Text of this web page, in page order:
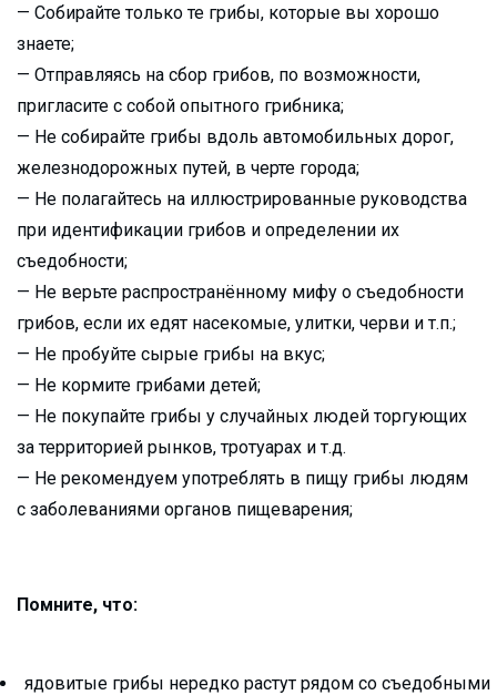
— Собирайте только те грибы, которые вы хорошо
знаете;
— Отправляясь на сбор грибов, по возможности,
пригласите с собой опытного грибника;
— Не собирайте грибы вдоль автомобильных дорог,
железнодорожных путей, в черте города;
— Не полагайтесь на иллюстрированные руководства
при идентификации грибов и определении их
съедобности;
— Не верьте распространённому мифу о съедобности
грибов, если их едят насекомые, улитки, черви и т.п.;
— Не пробуйте сырые грибы на вкус;
— Не кормите грибами детей;
— Не покупайте грибы у случайных людей торгующих
за территорией рынков, тротуарах и т.д.
— Не рекомендуем употреблять в пищу грибы людям
с заболеваниями органов пищеварения;
Помните, что:
ядовитые грибы нередко растут рядом со съедобными